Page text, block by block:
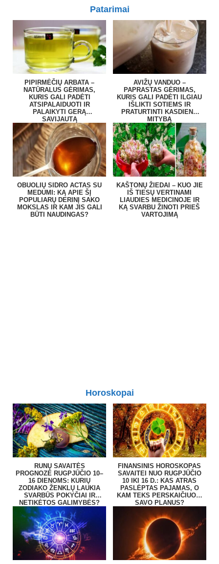
Patarimai
PIPIRMĖČIŲ ARBATA –
NATŪRALUS GĖRIMAS,
KURIS GALI PADĖTI
ATSIPALAIDUOTI IR
PALAIKYTI GERĄ
SAVIJAUTĄ
AVIŽŲ VANDUO –
PAPRASTAS GĖRIMAS,
KURIS GALI PADĖTI ILGIAU
IŠLIKTI SOTIEMS IR
PRATURTINTI KASDIENĘ
MITYBĄ
OBUOLIŲ SIDRO ACTAS SU
MEDUMI: KĄ APIE ŠĮ
POPULIARŲ DERINĮ SAKO
MOKSLAS IR KAM JIS GALI
BŪTI NAUDINGAS?
KAŠTONŲ ŽIEDAI – KUO JIE
IŠ TIESŲ VERTINAMI
LIAUDIES MEDICINOJE IR
KĄ SVARBU ŽINOTI PRIEŠ
VARTOJIMĄ
Horoskopai
RUNŲ SAVAITĖS
PROGNOZĖ RUGPJŪČIO 10–
16 DIENOMS: KURIŲ
ZODIAKO ŽENKLŲ LAUKIA
SVARBŪS POKYČIAI IR
NETIKĖTOS GALIMYBĖS?
FINANSINIS HOROSKOPAS
SAVAITEI NUO RUGPJŪČIO
10 IKI 16 D.: KAS ATRAS
PASLĖPTAS PAJAMAS, O
KAM TEKS PERSKAIČIUOTI
SAVO PLANUS?